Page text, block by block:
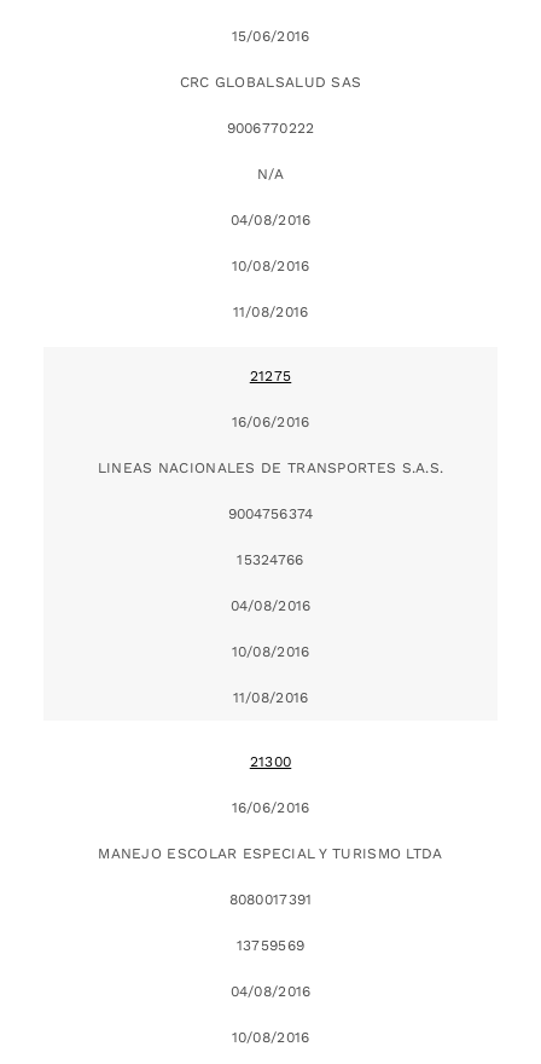
15/06/2016
CRC GLOBALSALUD SAS
9006770222
N/A
04/08/2016
10/08/2016
11/08/2016
21275
16/06/2016
LINEAS NACIONALES DE TRANSPORTES S.A.S.
9004756374
15324766
04/08/2016
10/08/2016
11/08/2016
21300
16/06/2016
MANEJO ESCOLAR ESPECIAL Y TURISMO LTDA
8080017391
13759569
04/08/2016
10/08/2016